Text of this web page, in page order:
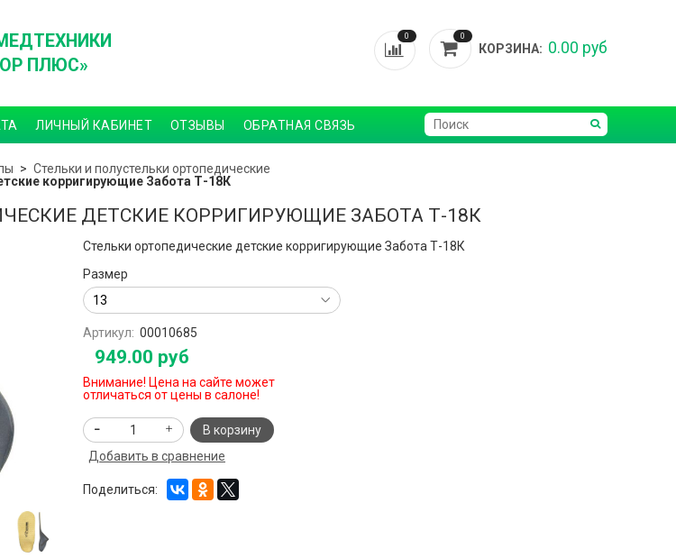
ПЛЮС»
0 0
КОРЗИНА: 0.00 руб
ЛИЧНЫЙ КАБИНЕТ ОТЗЫВЫ ОБРАТНАЯ СВЯЗЬ
Стельки и полустельки ортопедические
корригирующие Забота Т-18К
ДЕТСКИЕ КОРРИГИРУЮЩИЕ ЗАБОТА Т-18К
Стельки ортопедические детские корригирующие Забота Т-18К
Размер
Артикул: 00010685
949.00 руб
Внимание! Цена на сайте может
отличаться от цены в салоне!
В корзину
Добавить в сравнение
Поделиться: